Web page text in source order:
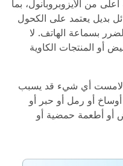
من الأيزوبروبانول، بما
بديل يعتمد على الكحول
بسماعة الهاتف. لا
أو المنتجات الكاوية
لامست أي شيء قد يسبب
أو رمل أو حبر أو
أو أطعمة حمضية أو